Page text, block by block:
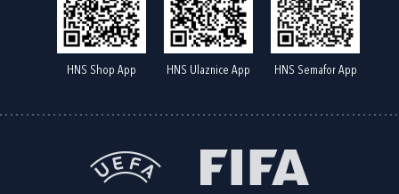
HNS Shop App HNS Ulaznice App HNS Semafor App